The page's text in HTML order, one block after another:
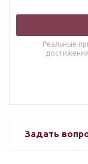
Реальные
Задать